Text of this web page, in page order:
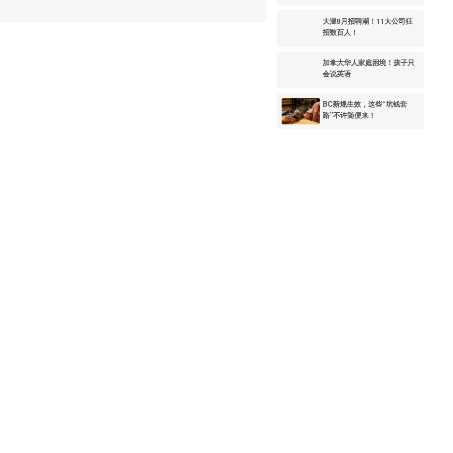
大温8月招聘潮！11大公司狂
招数百人！
加拿大华人家庭困境！孩子只
会说英语
BC新规生效，这些“坑钱套
路”不许随便来！